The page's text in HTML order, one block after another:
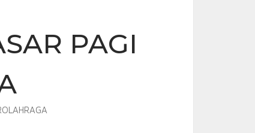
PAGI